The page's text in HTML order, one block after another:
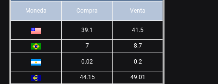
Moneda Compra Venta
39.1 41.5
7 8.7
0.02 0.2
44.15
49.01